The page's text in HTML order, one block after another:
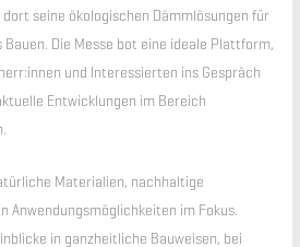
seine ökologischen Dämmlösungen für
Die Messe bot eine ideale Plattform,
und Interessierten ins Gespräch
Entwicklungen im Bereich
Materialien, nachhaltige
Anwendungsmöglichkeiten im Fokus.
in ganzheitliche Bauweisen, bei